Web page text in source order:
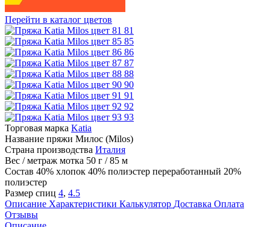
Перейти в каталог цветов
81
85
86
87
88
90
91
92
93
Торговая марка Katia
Название пряжи Милос (Milos)
Страна производства Италия
Вес / метраж мотка 50 г / 85 м
Состав 40% хлопок 40% полиэстер переработанный 20%
полиэстер
Размер спиц 4, 4.5
Описание Характеристики Калькулятор Доставка Оплата
Отзывы